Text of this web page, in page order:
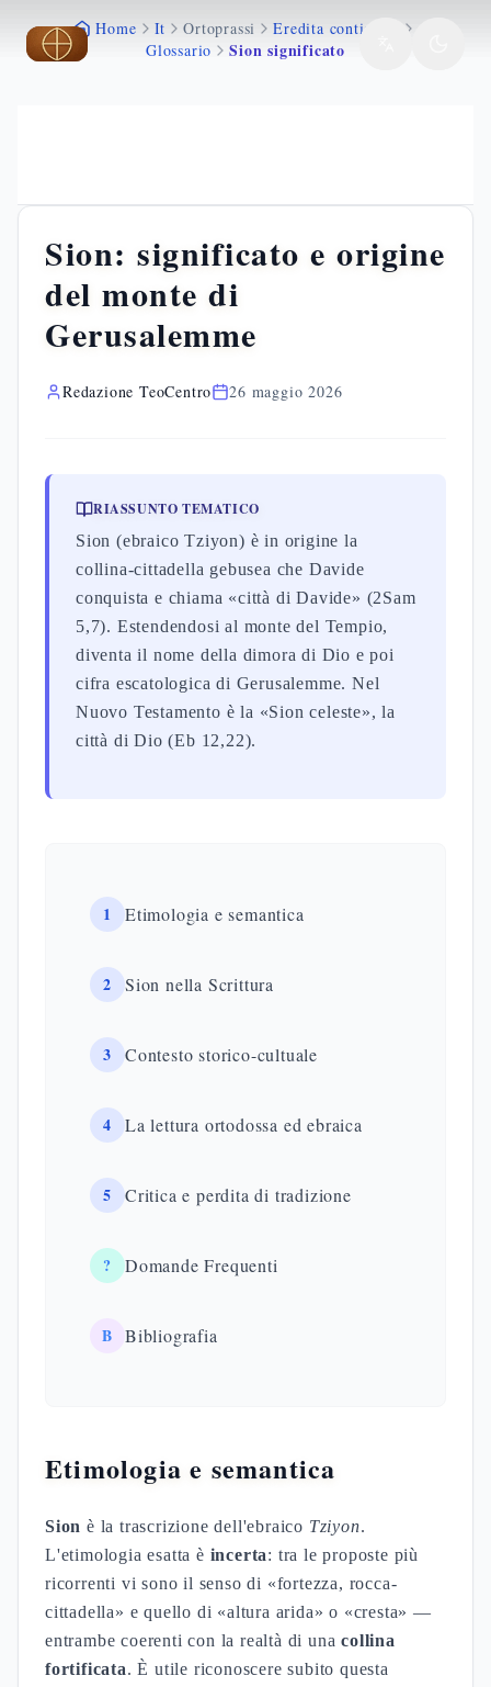
Vai al contenuto principale
Home It Ortoprassi
Eredita continuita
Glossario
Sion significato
Sion: significato e origine
del monte di
Gerusalemme
Redazione TeoCentro 26 maggio 2026
RIASSUNTO TEMATICO
Sion (ebraico Tziyon) è in origine la
collina-cittadella gebusea che Davide
conquista e chiama «città di Davide» (2Sam
5,7). Estendendosi al monte del Tempio,
diventa il nome della dimora di Dio e poi
cifra escatologica di Gerusalemme. Nel
Nuovo Testamento è la «Sion celeste», la
città di Dio (Eb 12,22).
1 Etimologia e semantica
2 Sion nella Scrittura
3 Contesto storico-cultuale
4 La lettura ortodossa ed ebraica
5 Critica e perdita di tradizione
? Domande Frequenti
B Bibliografia
Etimologia e semantica
Sion è la trascrizione dell'ebraico Tziyon.
L'etimologia esatta è incerta: tra le proposte più
ricorrenti vi sono il senso di «fortezza, rocca-
cittadella» e quello di «altura arida» o «cresta» —
entrambe coerenti con la realtà di unacollina
fortificata. È utile riconoscere subito questa
Vai al contenuto principale
Vai al contenuto principale